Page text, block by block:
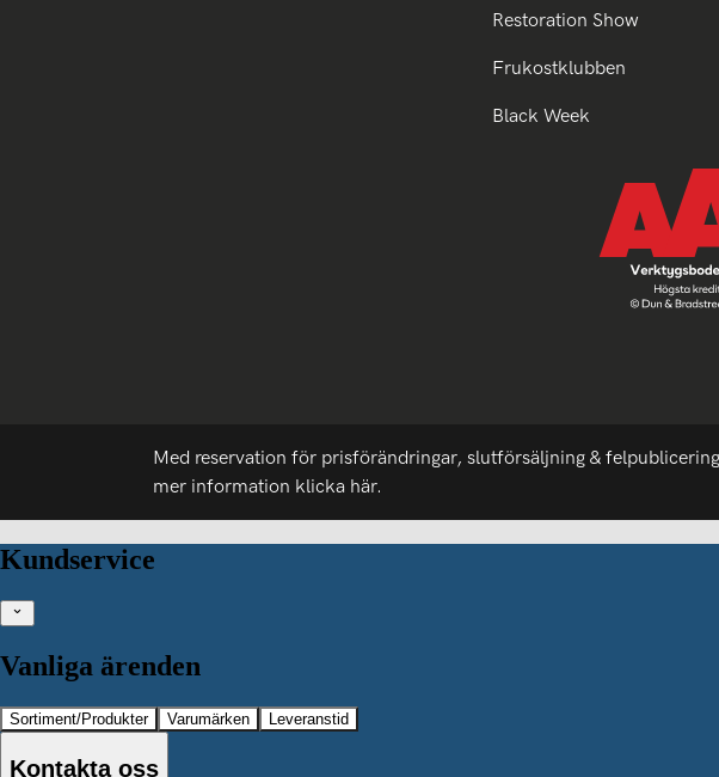
Restoration Show
Frukostklubben
Black Week
Med reservation för prisförändringar, slutförsäljning &
mer information klicka här.